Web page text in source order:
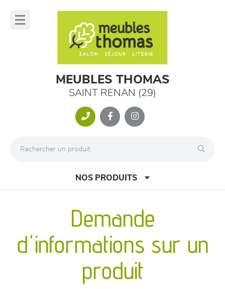
MEUBLES THOMAS
SAINT RENAN (29)
NOS PRODUITS
canapés et fauteuils
séjours
meubles de complément
Demande
d'informations sur un
produit